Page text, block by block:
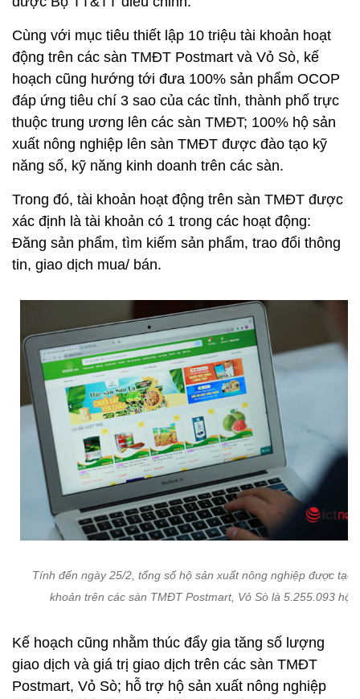
Cùng với mục tiêu thiết lập 10 triệu tài khoản hoạt
động trên các sàn TMĐT Postmart và Vỏ Sò, kế
hoạch cũng hướng tới đưa 100% sản phẩm OCOP
đáp ứng tiêu chí 3 sao của các tỉnh, thành phố trực
thuộc trung ương lên các sàn TMĐT; 100% hộ sản
xuất nông nghiệp lên sàn TMĐT được đào tạo kỹ
năng số, kỹ năng kinh doanh trên các sàn.
Trong đó, tài khoản hoạt động trên sàn TMĐT được
xác định là tài khoản có 1 trong các hoạt động:
Đăng sản phẩm, tìm kiếm sản phẩm, trao đổi thông
tin, giao dịch mua/ bán.
Tính đến ngày 25/2, tổng số hộ sản xuất nông nghiệp được tạo
khoản trên các sàn TMĐT Postmart, Vỏ Sò là 5.255.093 hộ
Kế hoạch cũng nhằm thúc đẩy gia tăng số lượng
giao dịch và giá trị giao dịch trên các sàn TMĐT
Postmart, Vỏ Sò; hỗ trợ hộ sản xuất nông nghiệp